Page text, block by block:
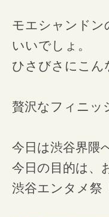
モエシャンド
いいでしょ。
ひさびさにこん
贅沢なフィニッ
今日は渋谷界隈
今日の目的は、
渋谷エンタメ祭